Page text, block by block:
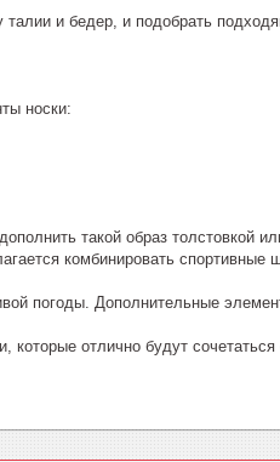
и бедер, и подобрать
носки:
такой образ толстовкой
комбинировать спортивные
погоды. Дополнительные
которые отлично будут